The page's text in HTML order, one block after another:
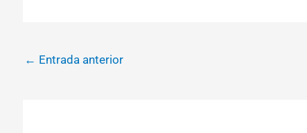
← Entrada anterior